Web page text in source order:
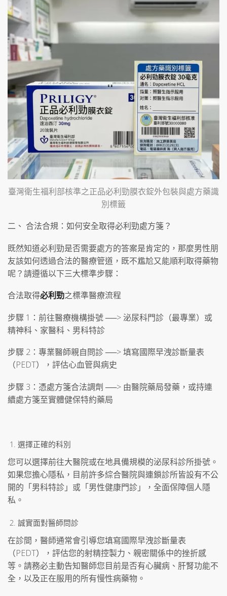
臺灣衛生福利部核準之正品必利勁膜衣錠外包裝與處方藥識
別標籤
二、 合法合規：如何安全取得必利勁處方箋？
既然知道必利勁是否需要處方的答案是肯定的，那麼男性朋
友該如何透過合法的醫療管道，既不尷尬又能順利取得藥物
呢？請遵循以下三大標準步驟：
合法取得必利勁之標準醫療流程
步驟 1：前往醫療機構掛號 ──> 泌尿科門診（最專業）或
精神科、家醫科、男科特診
步驟 2：專業醫師親自問診 ──> 填寫國際早洩診斷量表
（PEDT），評估心血管與病史
步驟 3：憑處方箋合法調劑 ──> 由醫院藥局發藥，或持連
續處方箋至實體健保特約藥局
選擇正確的科別
您可以選擇前往大醫院或在地具備規模的泌尿科診所掛號。
如果您擔心隱私，目前許多綜合醫院與連鎖診所皆設有不公
開的「男科特診」或「男性健康門診」，全面保障個人隱
私。
誠實面對醫師問診
在診間，醫師通常會引導您填寫國際早洩診斷量表
（PEDT），評估您的射精控製力、親密關係中的挫折感
等。請務必主動告知醫師您目前是否有心臟病、肝腎功能不
全，以及正在服用的所有慢性病藥物。